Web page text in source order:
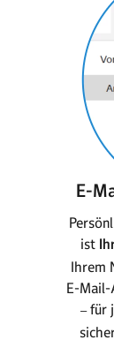
E-
ist
Ihrem
E-Mail-
– für